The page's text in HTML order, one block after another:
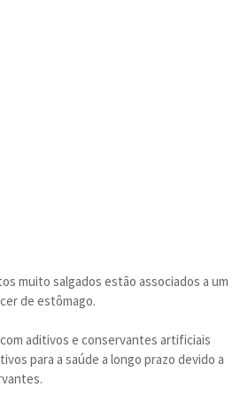
muito salgados estão associados a um
de estômago.
aditivos e conservantes artificiais
para a saúde a longo prazo devido a